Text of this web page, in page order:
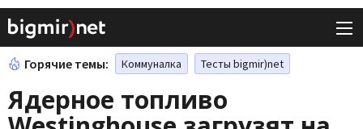
Горячие темы: Коммуналка Тесты bigmir)net
Ядерное топливо